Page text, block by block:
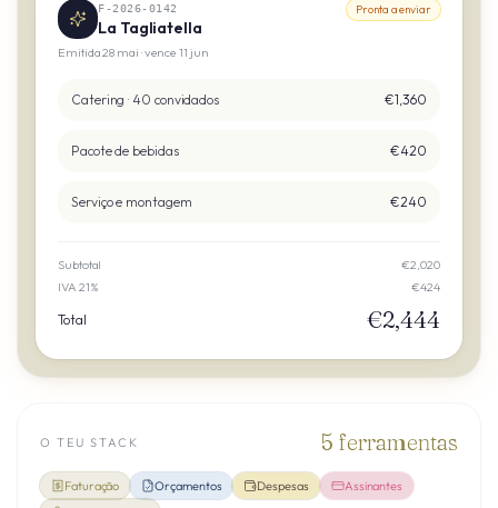
F-2026-0142
La Tagliatella
Pronta a enviar
Emitida 28 mai · vence 11 jun
Catering · 40 convidados €1,360
Pacote de bebidas €420
Serviço e montagem €240
Subtotal
€2,020
IVA 21%
€424
Total €2,444
O TEU STACK 5 ferramentas
Faturação Orçamentos Despesas
Assinantes